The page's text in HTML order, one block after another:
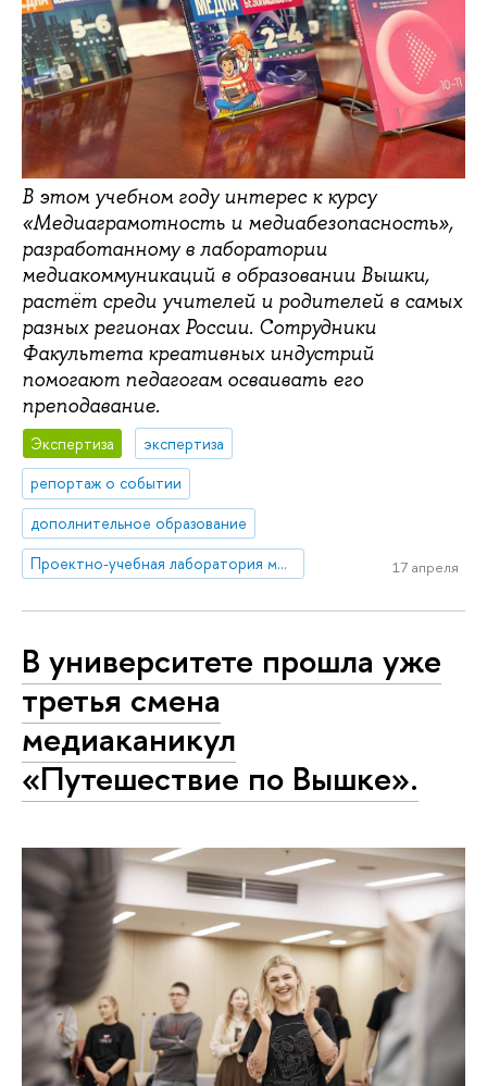
В этом учебном году интерес к курсу
«Медиаграмотность и медиабезопасность»,
разработанному в лаборатории
медиакоммуникаций в образовании Вышки,
растёт среди учителей и родителей в самых
разных регионах России. Сотрудники
Факультета креативных индустрий
помогают педагогам осваивать его
преподавание.
Экспертиза
экспертиза
репортаж о событии
дополнительное образование
Проектно-учебная лаборатория медиакоммуникаций в образовании
17 апреля
В университете прошла уже
третья смена
медиаканикул
«Путешествие по Вышке».